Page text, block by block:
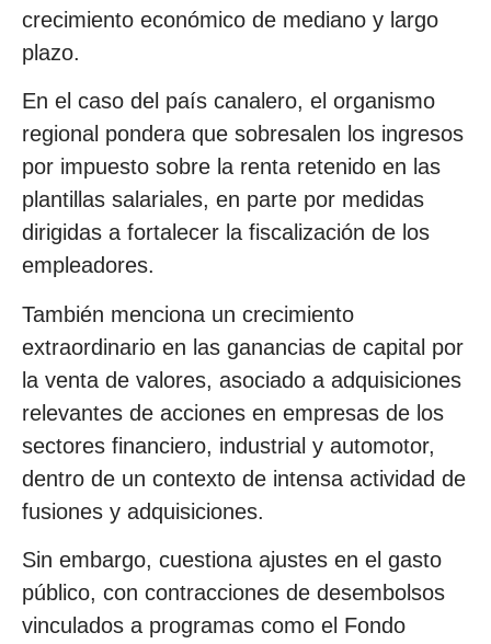
crecimiento económico de mediano y largo
plazo.
En el caso del país canalero, el organismo
regional pondera que sobresalen los ingresos
por impuesto sobre la renta retenido en las
plantillas salariales, en parte por medidas
dirigidas a fortalecer la fiscalización de los
empleadores.
También menciona un crecimiento
extraordinario en las ganancias de capital por
la venta de valores, asociado a adquisiciones
relevantes de acciones en empresas de los
sectores financiero, industrial y automotor,
dentro de un contexto de intensa actividad de
fusiones y adquisiciones.
Sin embargo, cuestiona ajustes en el gasto
público, con contracciones de desembolsos
vinculados a programas como el Fondo